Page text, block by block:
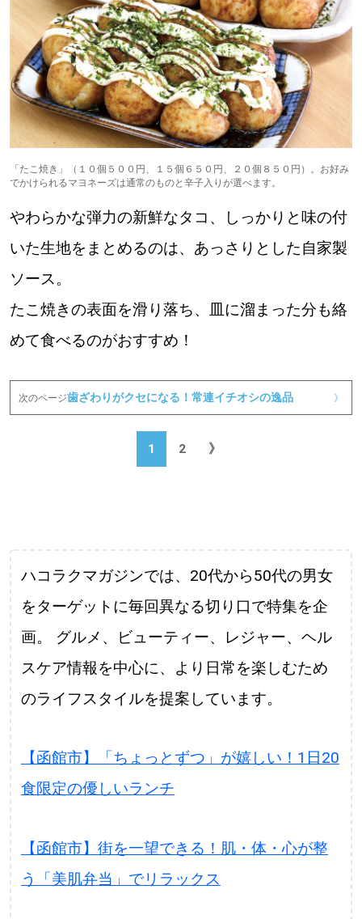
プライバシーポリシー
閉じる
「たこ焼き」（１０個５００円、１５個６５０円、２０個８５０円）。お好み
でかけられるマヨネーズは通常のものと辛子入りが選べます。
やわらかな弾力の新鮮なタコ、しっかりと味の付
いた生地をまとめるのは、あっさりとした自家製
ソース。
たこ焼きの表面を滑り落ち、皿に溜まった分も絡
めて食べるのがおすすめ！
次のページ歯ざわりがクセになる！常連イチオシの逸品 》
1 2 》
ハコラクマガジンでは、20代から50代の男女
をターゲットに毎回異なる切り口で特集を企
画。 グルメ、ビューティー、レジャー、ヘル
スケア情報を中心に、より日常を楽しむため
のライフスタイルを提案しています。
【函館市】「ちょっとずつ」が嬉しい！1日20
食限定の優しいランチ
【函館市】街を一望できる！肌・体・心が整
う「美肌弁当」でリラックス